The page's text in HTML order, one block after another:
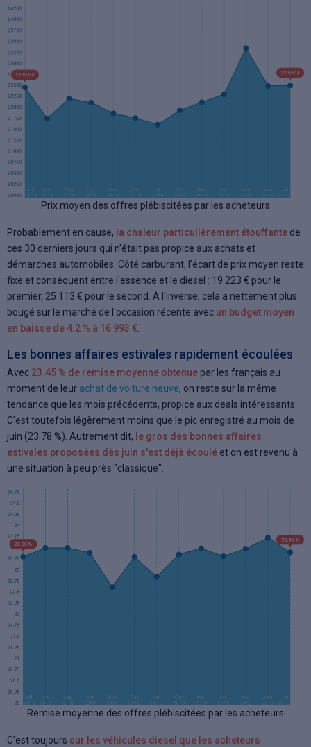
Prix moyen des offres plébiscitées par les acheteurs
Probablement en cause, la chaleur particulièrement étouffante de
ces 30 derniers jours qui n'était pas propice aux achats et
démarches automobiles. Côté carburant, l'écart de prix moyen reste
fixe et conséquent entre l'essence et le diesel : 19 223 € pour le
premier, 25 113 € pour le second. À l'inverse, cela a nettement plus
bougé sur le marché de l'occasion récente avec un budget moyen
en baisse de 4.2 % à 16 993 €.
Les bonnes affaires estivales rapidement écoulées
Avec 23.45 % de remise moyenne obtenue par les français au
moment de leur achat de voiture neuve, on reste sur la même
tendance que les mois précédents, propice aux deals intéressants.
C'est toutefois légèrement moins que le pic enregistré au mois de
juin (23.78 %). Autrement dit, le gros des bonnes affaires
estivales proposées dès juin s'est déjà écoulé et on est revenu à
une situation à peu près "classique".
Remise moyenne des offres plébiscitées par les acheteurs
C'est toujours sur les véhicules diesel que les acheteurs